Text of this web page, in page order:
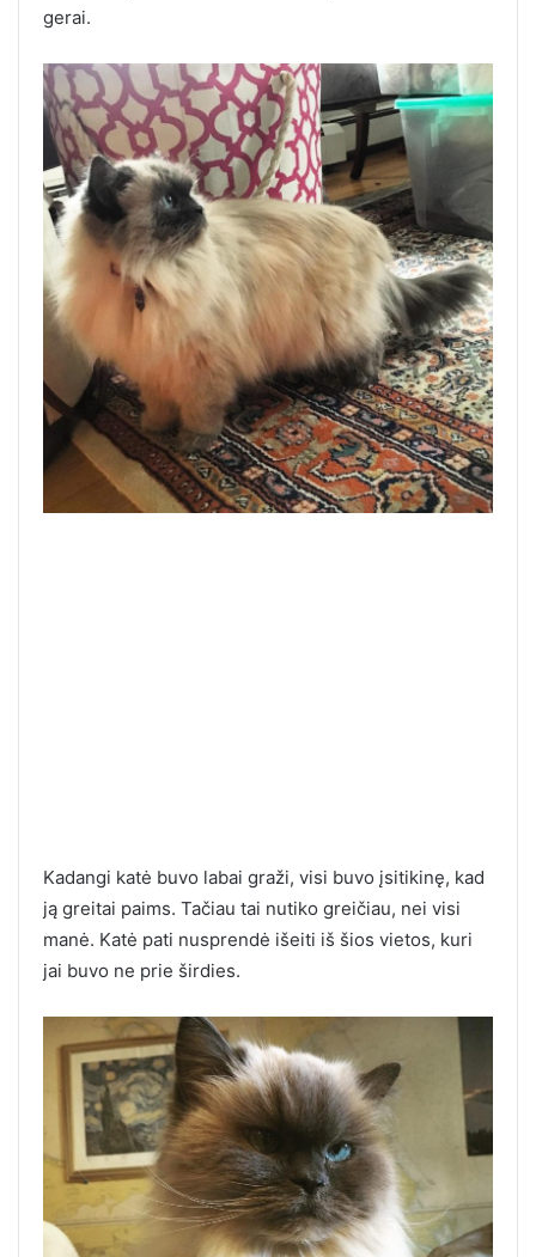
gerai.
Kadangi katė buvo labai graži, visi buvo įsitikinę, kad
ją greitai paims. Tačiau tai nutiko greičiau, nei visi
manė. Katė pati nusprendė išeiti iš šios vietos, kuri
jai buvo ne prie širdies.